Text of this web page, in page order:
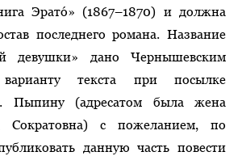
Эратó» (1867–1870) и должна
последнего романа. Название
девушки» дано Чернышевским
варианту текста при посылке
Пыпину (адресатом была жена
Сократовна) с пожеланием, по
данную часть повести